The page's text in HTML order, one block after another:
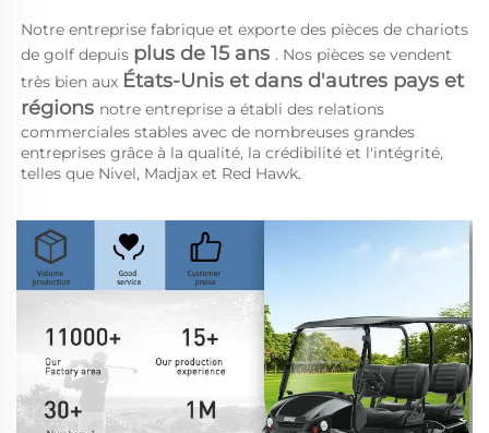
Notre entreprise fabrique et exporte des pièces de chariots
de golf depuis plus de 15 ans . Nos pièces se vendent
très bien aux États-Unis et dans d'autres pays et
régions notre entreprise a établi des relations
commerciales stables avec de nombreuses grandes
entreprises grâce à la qualité, la crédibilité et l'intégrité,
telles que Nivel, Madjax et Red Hawk.